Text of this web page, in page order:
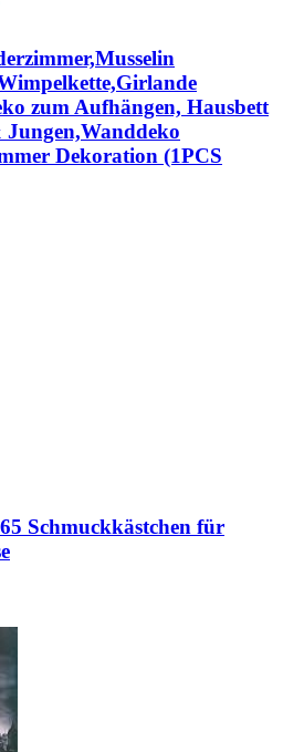
zum Aufhängen, Hausbett
Dekoration (1PCS
Schmuckkästchen für